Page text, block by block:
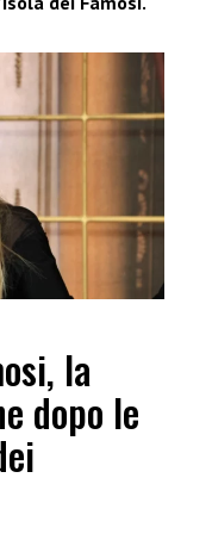
la
dopo le